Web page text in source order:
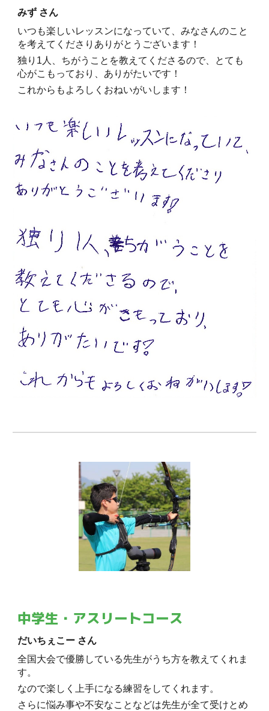
みず さん
いつも楽しいレッスンになっていて、みなさんのこと
を考えてくださりありがとうございます！
独り1人、ちがうことを教えてくださるので、とても
心がこもっており、ありがたいです！
これからもよろしくおねいがいします！
中学生・アスリートコース
だいちぇこー さん
全国大会で優勝している先生がうち方を教えてくれま
す。
なので楽しく上手になる練習をしてくれます。
さらに悩み事や不安なことなどは先生が全て受けとめ